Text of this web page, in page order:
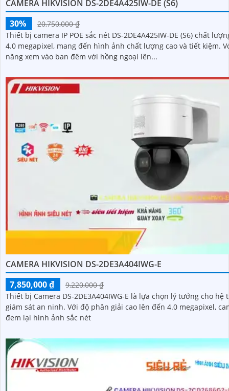
CAMERA HIKVISION DS-2DE4A425IW-DE (S6)
30%
20,750,000 ₫
Thiết bị camera IP POE sắc nét DS-2DE4A425IW-DE (S6) chất
4.0 megapixel, mang đến hình ảnh chất lượng cao và tiết kiệm. Với khả
năng xem vào ban đêm với hồng ngoại lên...
CAMERA HIKVISION DS-2DE3A404IWG-E
7,850,000 ₫
9,220,000 ₫
Thiết bị Camera DS-2DE3A404IWG-E là lựa chọn lý tưởng cho hệ
giám sát an ninh. Với độ phân giải cao lên đến 4.0 megapixel, camera
đem lại hình ảnh sắc nét